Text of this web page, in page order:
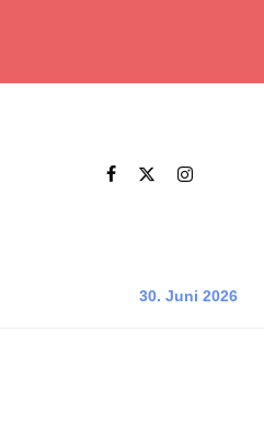
30. Juni 2026